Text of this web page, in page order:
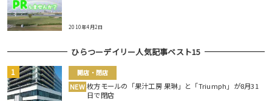
2010年4月2日
ひらつーデイリー人気記事ベスト15
開店・閉店
NEW 枚方モールの「果汁工房 果琳」と「Triumph」が8月31
日で閉店